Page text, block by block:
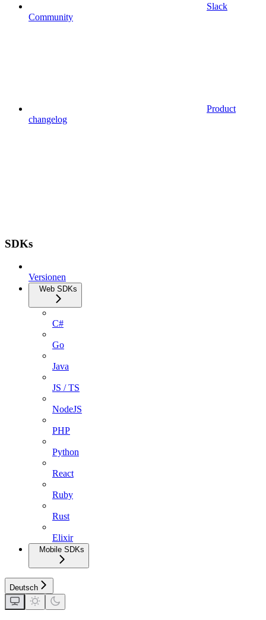
Slack
Community
Product
changelog
SDKs
Versionen
Web SDKs
C#
Go
Java
JS / TS
NodeJS
PHP
Python
React
Ruby
Rust
Elixir
Mobile SDKs
Deutsch